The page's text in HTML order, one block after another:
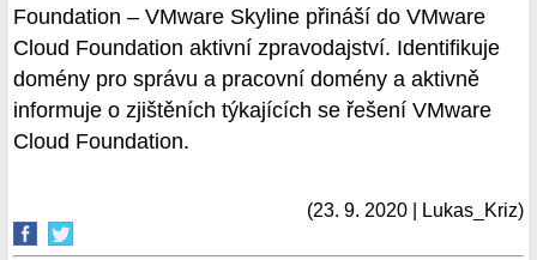
Foundation – VMware Skyline přináší do VMware
Cloud Foundation aktivní zpravodajství. Identifikuje
domény pro správu a pracovní domény a aktivně
informuje o zjištěních týkajících se řešení VMware
Cloud Foundation.
(23. 9. 2020 | Lukas_Kriz)